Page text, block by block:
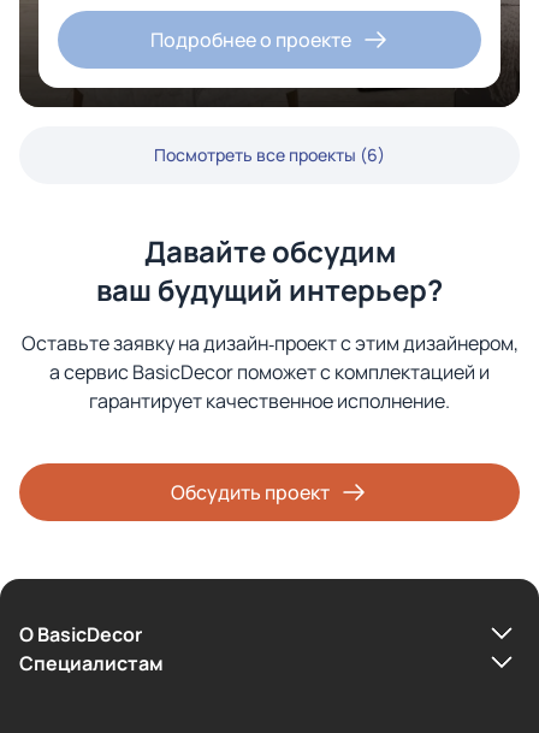
Подробнее о проекте
Посмотреть все проекты (6)
Давайте обсудим
ваш будущий интерьер?
Оставьте заявку на дизайн‑проект с этим дизайнером,
а сервис BasicDecor поможет с комплектацией и
гарантирует качественное исполнение.
Обсудить проект
О BasicDecor
Cпециалистам